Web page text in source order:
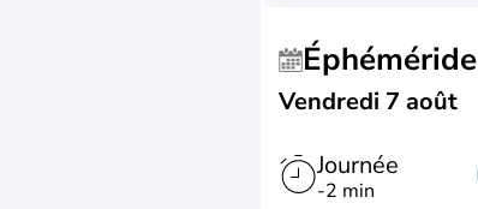
Éphéméride
Vendredi 7 août
Journée
-2 min